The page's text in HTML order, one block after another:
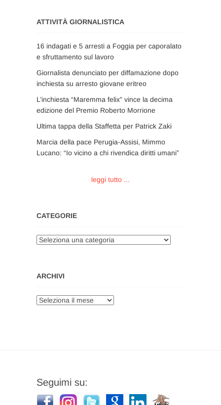
ATTIVITÀ GIORNALISTICA
16 indagati e 5 arresti a Foggia per caporalato
e sfruttamento sul lavoro
Giornalista denunciato per diffamazione dopo
inchiesta su arresto giovane eritreo
L’inchiesta “Maremma felix” vince la decima
edizione del Premio Roberto Morrione
Ultima tappa della Staffetta per Patrick Zaki
Marcia della pace Perugia-Assisi, Mimmo
Lucano: “Io vicino a chi rivendica diritti umani”
leggi tutto ...
CATEGORIE
Categorie
ARCHIVI
Archivi
Seguimi su: